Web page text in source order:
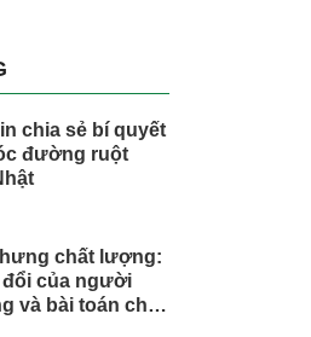
chia sẻ bí quyết
đường ruột
chất lượng:
của người
và bài toán cho